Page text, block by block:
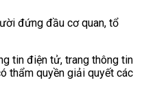
đứng đầu cơ quan, tổ
tin điện tử, trang thông tin
thẩm quyền giải quyết các